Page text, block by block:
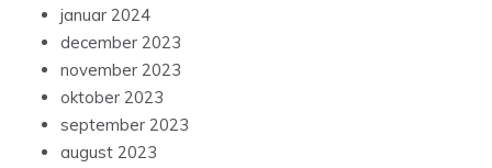
januar 2024
december 2023
november 2023
oktober 2023
september 2023
august 2023